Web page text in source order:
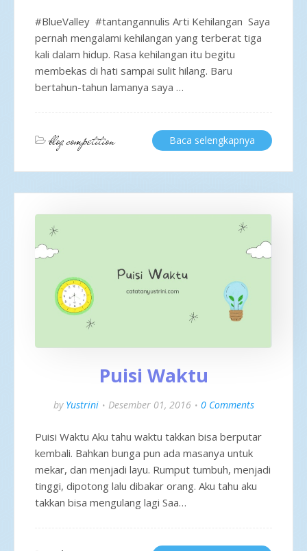
#BlueValley #tantangannulis Arti Kehilangan Saya
pernah mengalami kehilangan yang terberat tiga
kali dalam hidup. Rasa kehilangan itu begitu
membekas di hati sampai sulit hilang. Baru
bertahun-tahun lamanya saya …
blog competition Baca selengkapnya
Puisi Waktu
by Yustrini Desember 01, 2016 0 Comments
Puisi Waktu Aku tahu waktu takkan bisa berputar
kembali. Bahkan bunga pun ada masanya untuk
mekar, dan menjadi layu. Rumput tumbuh, menjadi
tinggi, dipotong lalu dibakar orang. Aku tahu aku
takkan bisa mengulang lagi Saa…